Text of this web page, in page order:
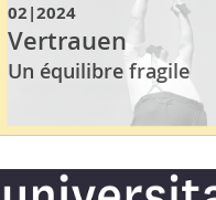
02|2024
Vertrauen
Un équilibre fragile